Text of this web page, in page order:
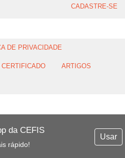
da CEFIS
rápido!
Usar
CADASTRE-SE
DE PRIVACIDADE
ARTIGOS